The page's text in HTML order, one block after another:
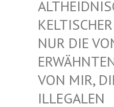
DNISCHER
CHER
IE VON EUCH
TEN
R, DIE
LEN MINDER